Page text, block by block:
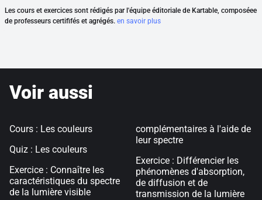
Les cours et exercices sont rédigés par l'équipe éditoriale de Kartable, composéee
de professeurs certififés et agrégés. en savoir plus
Voir aussi
Cours : Les couleurs
Quiz : Les couleurs
Exercice : Connaître les
caractéristiques du spectre
de la lumière visible
complémentaires à l'aide de
leur spectre
Exercice : Différencier les
phénomènes d'absorption,
de diffusion et de
transmission de la lumière